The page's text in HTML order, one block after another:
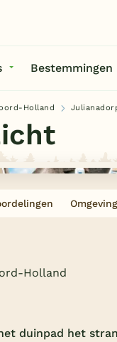
Bestemmingen
Holland
Omgeving
Holland
duinpad het